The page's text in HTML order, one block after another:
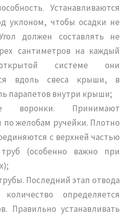
Устанавливаются
уклоном, чтобы осадки не
должен составлять не
сантиметров на каждый
системе они
вдоль свеса крыши, в
парапетов внутри крыши;
воронки. Принимают
желобам ручейки. Плотно
с верхней частью
(особенно важно при
Последний этап отвода
определяется
Правильно устанавливать